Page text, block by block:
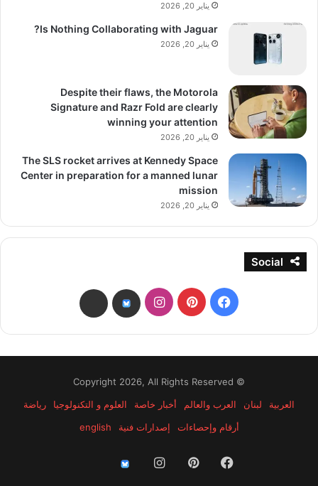
يناير 20, 2026
Is Nothing Collaborating with Jaguar?
يناير 20, 2026
Despite their flaws, the Motorola
Signature and Razr Fold are clearly
winning your attention
يناير 20, 2026
The SLS rocket arrives at Kennedy Space
Center in preparation for a manned lunar
mission
يناير 20, 2026
Social
فيسبوكبينتيريستانستقرامbsky
threads
© Copyright 2026, All Rights Reserved
العربية
لبنان العرب والعالم أخبار خاصة العلوم و التكنولوجيا
رياضة
أرقام وإحصاءات
إصدارات فنية english
فيسبوكبينتيريستانستقرام